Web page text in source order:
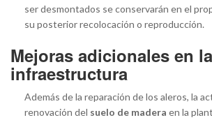
ser desmontados se conservarán en el
su posterior recolocación o reproducción.
Mejoras adicionales en la
infraestructura
Además de la reparación de los aleros, la
renovación del suelo de madera en la